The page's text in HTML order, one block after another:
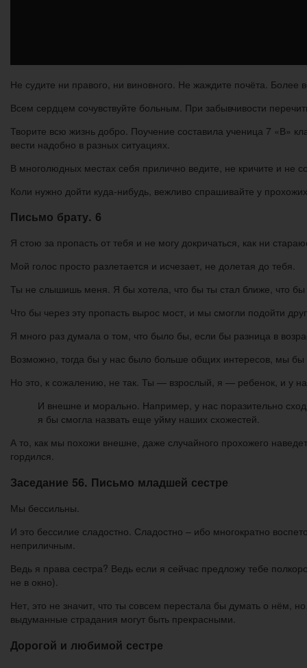
Не судите ни правого, ни виновного. Не жаждите почёта. Более
Всем сердцем сочувствуйте больным. При забывчивости
Творите всю жизнь добро. Поучение составила ученица 7 «В»
вести надобно в разных ситуациях.
В многолюдных местах себя прилично ведите, не кричите и не
Коли нужно дойти куда-нибудь, вежливо спрашивайте у
Письмо брату. 6
Я стою за пропасть от тебя и не могу докричаться, как ни
Мой голос просто разлетается и исчезает, не долетая до тебя.
Ты не слышишь меня. Я бы хотела, что бы ты стал ближе, что
Что бы через эту пропасть вырос мост, и мы смогли подойти
Я много раз думала о том, что было бы, если бы разница в
Возможно, тогда бы у нас было больше общих интересов, мы
Но это, к сожалению, не так. Ты — взрослый, я — ребенок, и у
И внешне и морально. Например, у нас поразительно
я бы смогла назвать еще уйму наших схожестей.
А то, как мы похожи внешне, даже случайного прохожего
гордился.
Заседание 56. Письмо младшей сестре
Мы бессильны.
И это бессилие сладостно. Сладостно – ибо многократно
неприличным.
Ведь я права сестра? Ведь если я сейчас предложу тебе
не в окно).
Нет, это не значит, что ты совсем перестала бы думать о нём,
выдуманные страдания могут быть прекрасными.
Дорогой и любимой сестре